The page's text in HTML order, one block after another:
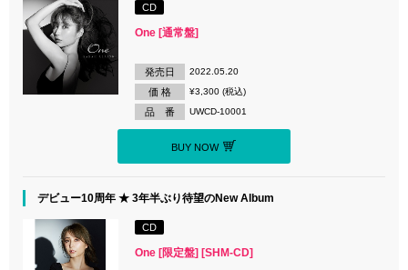
CD
One [通常盤]
発売日 2022.05.20
価 格 ¥3,300 (税込)
品 番 UWCD-10001
BUY NOW
デビュー10周年 ★ 3年半ぶり待望のNew Album
CD
One [限定盤] [SHM-CD]